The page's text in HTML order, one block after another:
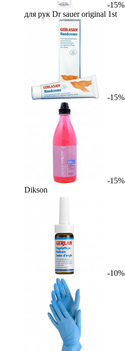
-15%
для рук Dr sauer original 1st
-15%
-15%
Dikson
-10%